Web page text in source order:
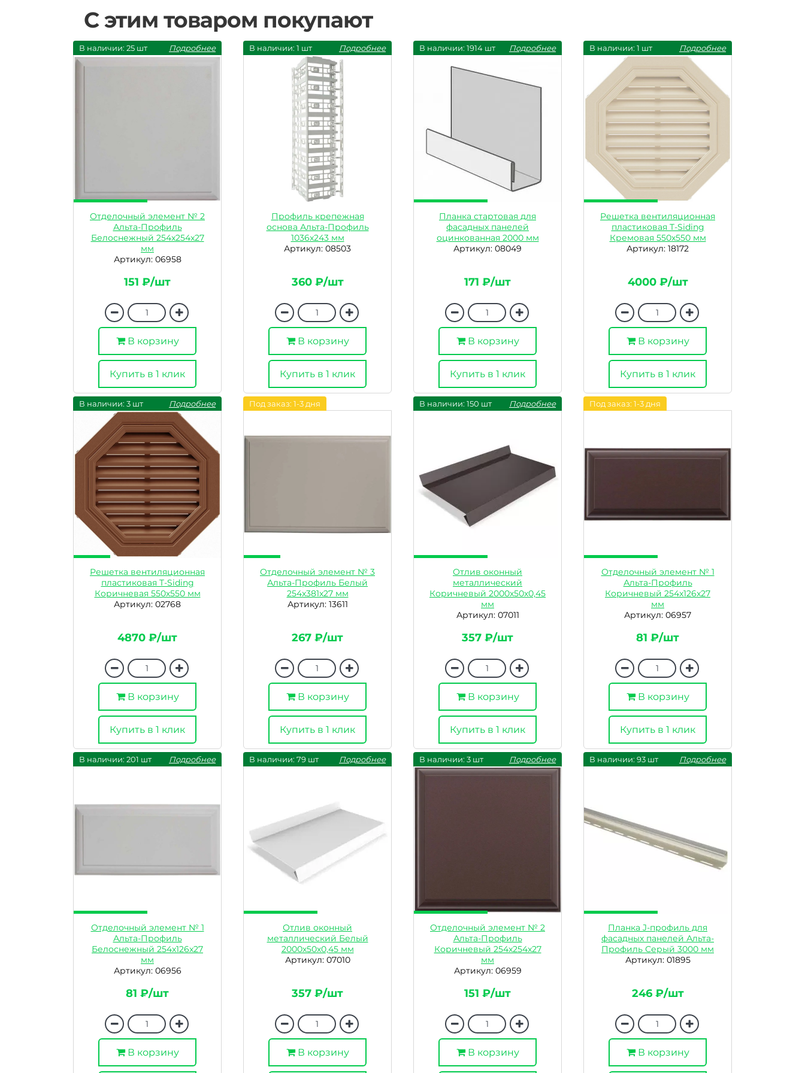
С этим товаром покупают
В наличии: 25 шт Подробнее
Отделочный элемент № 2
Альта-Профиль
Белоснежный 254x254x27
мм
Артикул: 06958
151 ₽/шт
В корзину
Купить в 1 клик
В наличии: 1 шт Подробнее
Профиль крепежная
основа Альта-Профиль
1036x243 мм
Артикул: 08503
360 ₽/шт
В корзину
Купить в 1 клик
В наличии: 1914 шт Подробнее
Планка стартовая для
фасадных панелей
оцинкованная 2000 мм
Артикул: 08049
171 ₽/шт
В корзину
Купить в 1 клик
В наличии: 1 шт Подробнее
Решетка вентиляционная
пластиковая T-Siding
Кремовая 550х550 мм
Артикул: 18172
4000 ₽/шт
В корзину
Купить в 1 клик
В наличии: 3 шт Подробнее
Решетка вентиляционная
пластиковая T-Siding
Коричневая 550х550 мм
Артикул: 02768
4870 ₽/шт
В корзину
Купить в 1 клик
Под заказ: 1-3 дня
Отделочный элемент № 3
Альта-Профиль Белый
254x381x27 мм
Артикул: 13611
267 ₽/шт
В корзину
Купить в 1 клик
В наличии: 150 шт Подробнее
Отлив оконный
металлический
Коричневый 2000х50х0,45
мм
Артикул: 07011
357 ₽/шт
В корзину
Купить в 1 клик
Под заказ: 1-3 дня
Отделочный элемент № 1
Альта-Профиль
Коричневый 254x126x27
мм
Артикул: 06957
81 ₽/шт
В корзину
Купить в 1 клик
В наличии: 201 шт Подробнее
Отделочный элемент № 1
Альта-Профиль
Белоснежный 254x126x27
мм
Артикул: 06956
81 ₽/шт
В корзину
В наличии: 79 шт Подробнее
Отлив оконный
металлический Белый
2000х50х0,45 мм
Артикул: 07010
357 ₽/шт
В корзину
В наличии: 3 шт Подробнее
Отделочный элемент № 2
Альта-Профиль
Коричневый 254x254x27
мм
Артикул: 06959
151 ₽/шт
В корзину
В наличии: 93 шт Подробнее
Планка J-профиль для
фасадных панелей Альта-
Профиль Серый 3000 мм
Артикул: 01895
246 ₽/шт
В корзину